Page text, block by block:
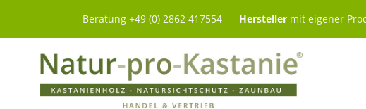
Beratung +49 (0) 2862 417554 Hersteller mit eigener